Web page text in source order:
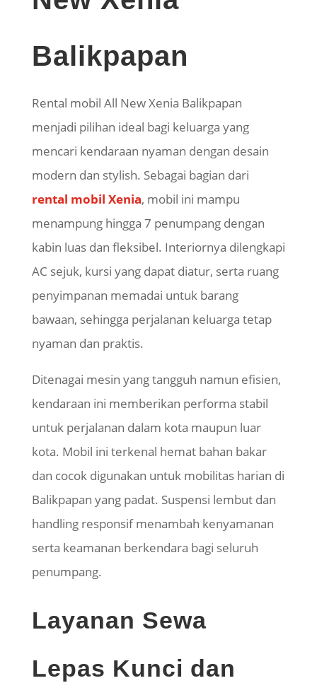
Balikpapan
Rental mobil All New Xenia Balikpapan
menjadi pilihan ideal bagi keluarga yang
mencari kendaraan nyaman dengan desain
modern dan stylish. Sebagai bagian dari
rental mobil Xenia, mobil ini mampu
menampung hingga 7 penumpang dengan
kabin luas dan fleksibel. Interiornya dilengkapi
AC sejuk, kursi yang dapat diatur, serta ruang
penyimpanan memadai untuk barang
bawaan, sehingga perjalanan keluarga tetap
nyaman dan praktis.
Ditenagai mesin yang tangguh namun efisien,
kendaraan ini memberikan performa stabil
untuk perjalanan dalam kota maupun luar
kota. Mobil ini terkenal hemat bahan bakar
dan cocok digunakan untuk mobilitas harian di
Balikpapan yang padat. Suspensi lembut dan
handlingresponsif menambah kenyamanan
serta keamanan berkendara bagi seluruh
penumpang.
Layanan Sewa
Lepas Kunci dan